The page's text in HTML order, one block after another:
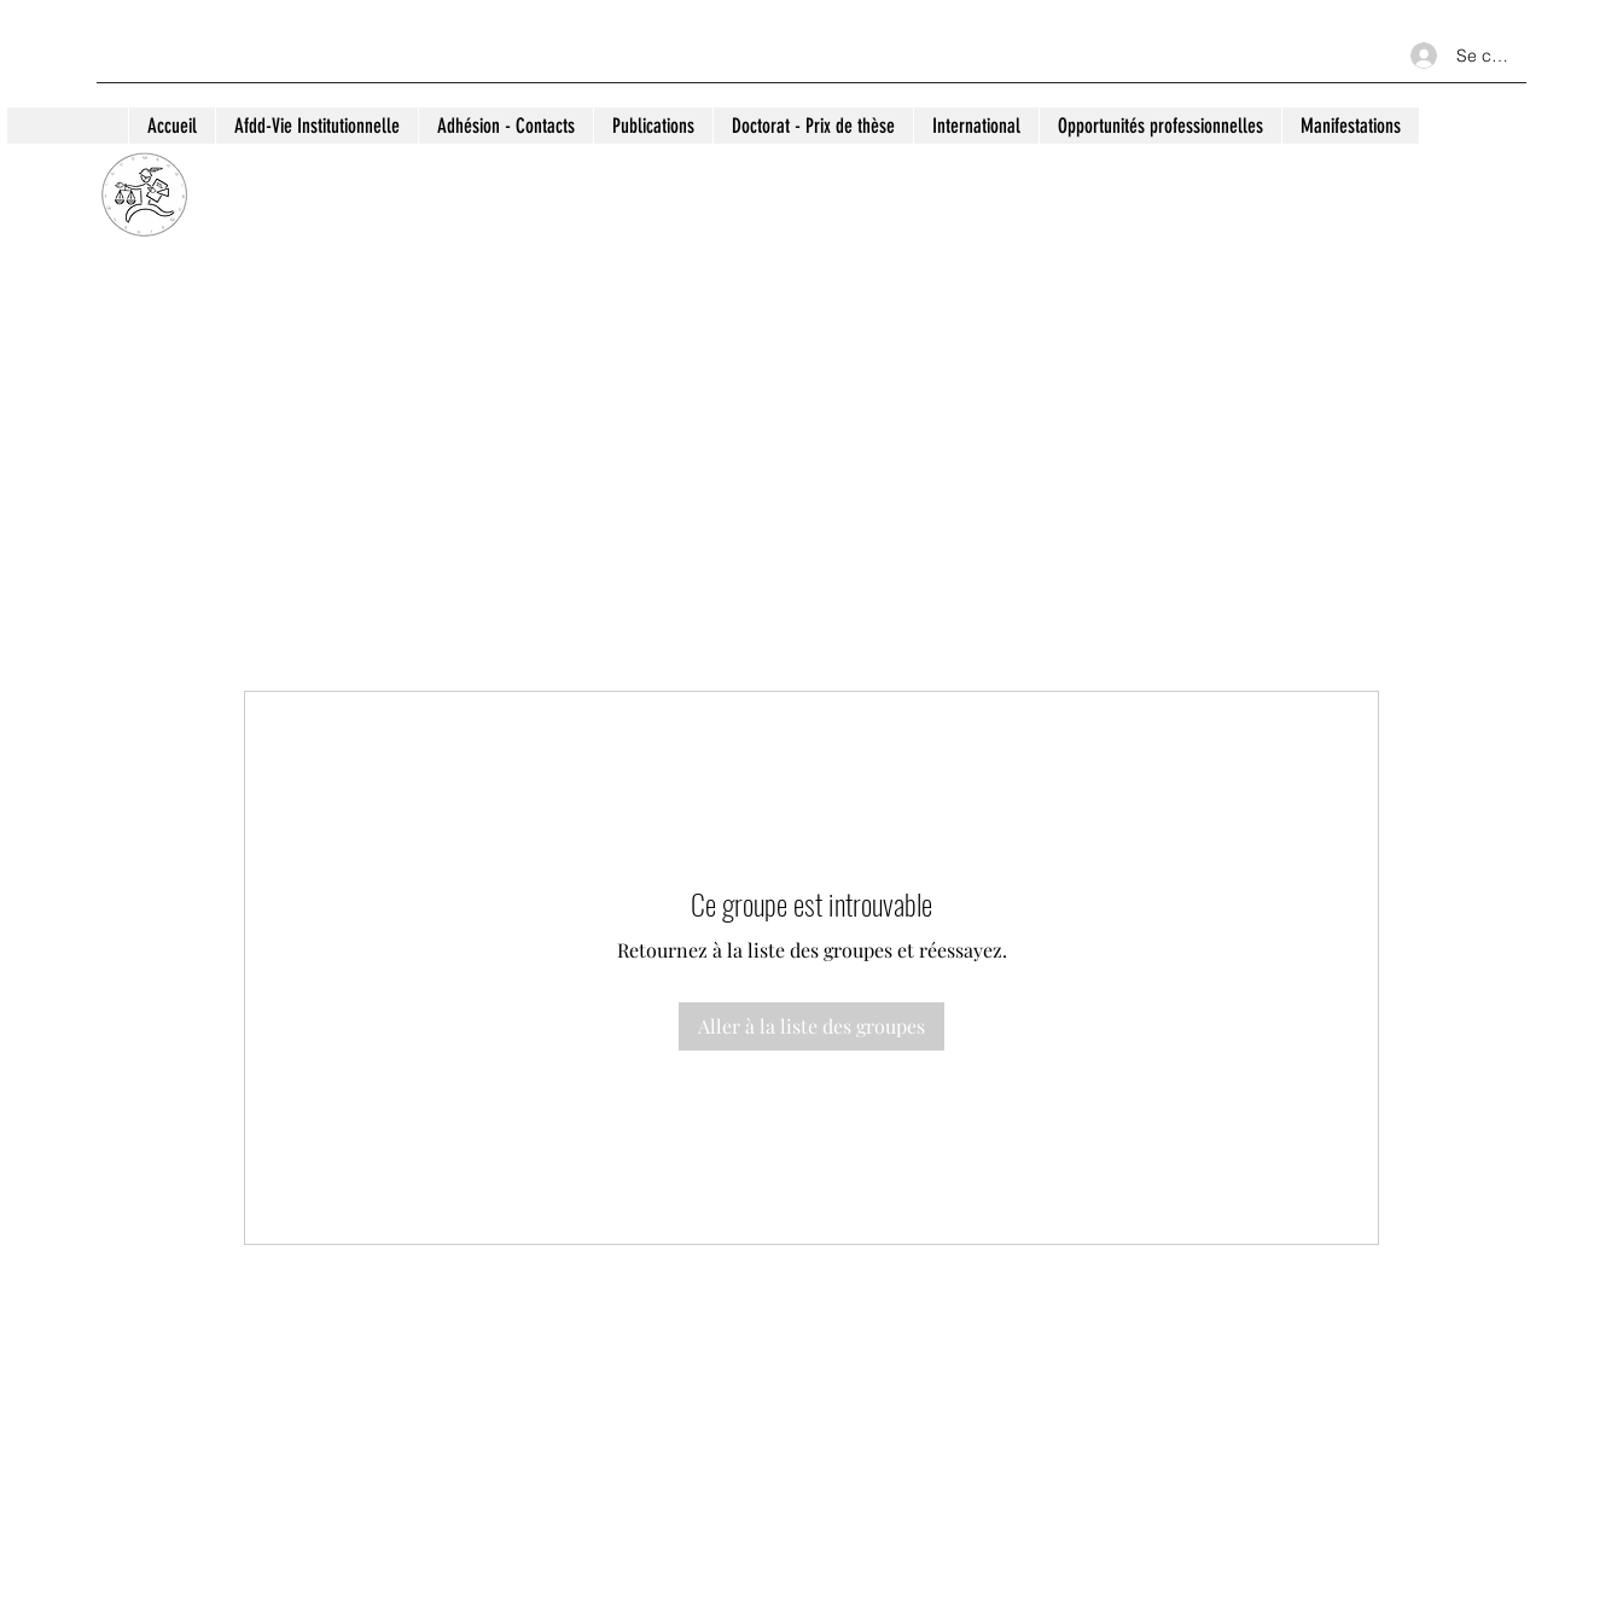
Se connecter
Accueil Afdd-Vie Institutionnelle Adhésion - Contacts Publications Doctorat - Prix de thèse International Opportunités professionnelles Manifestations
Ce groupe est introuvable
Retournez à la liste des groupes et réessayez.
Aller à la liste des groupes